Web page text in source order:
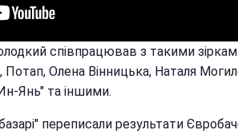
співпрацював з такими
Потап, Олена Вінницька, Наталя
Янь" та іншими.
переписали результати